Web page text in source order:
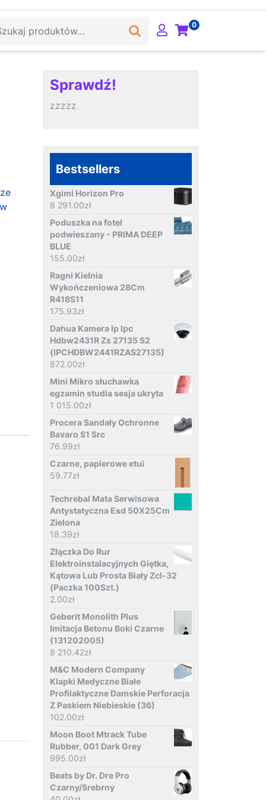
0
Sprawdź!
zzzzz
Bestsellers
Xgimi Horizon Pro
8 291.00zł
Poduszka na fotel
podwieszany - PRIMA DEEP
BLUE
155.00zł
Ragni Kielnia
Wykończeniowa 28Cm
R418S11
175.93zł
Dahua Kamera Ip Ipc
Hdbw2431R Zs 27135 S2
(IPCHDBW2441RZAS27135)
872.00zł
Mini Mikro słuchawka
egzamin studia sesja ukryta
1 015.00zł
Procera Sandały Ochronne
Bavaro S1 Src
76.99zł
Czarne, papierowe etui
59.77zł
Techrebal Mata Serwisowa
Antystatyczna Esd 50X25Cm
Zielona
18.39zł
Złączka Do Rur
Elektroinstalacyjnych Giętka,
Kątowa Lub Prosta Biały Zcl-32
(Paczka 100Szt.)
2.00zł
Geberit Monolith Plus
Imitacja Betonu Boki Czarne
(131202005)
8 210.42zł
M&C Modern Company
Klapki Medyczne Białe
Profilaktyczne Damskie Perforacja
Z Paskiem Niebieskie (36)
102.00zł
Moon Boot Mtrack Tube
Rubber, 001 Dark Grey
995.00zł
Beats by Dr. Dre Pro
Czarny/Srebrny